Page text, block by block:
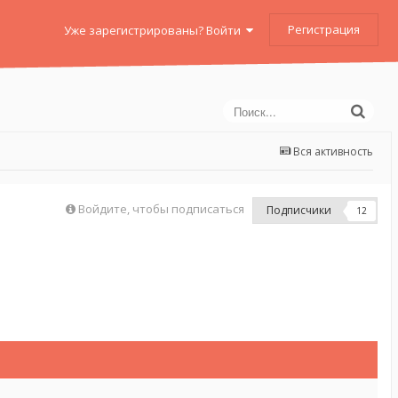
Уже зарегистрированы? Войти Регистрация
Вся активность
Войдите, чтобы подписаться Подписчики 12